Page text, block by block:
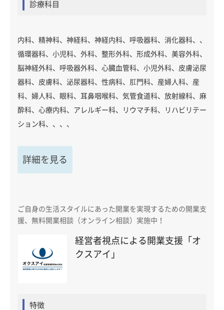
診療科目
内科、精神科、神経科、神経内科、呼吸器科、消化器科、、
循環器科、小児科、外科、整形外科、形成外科、美容外科、
脳神経外科、呼吸器外科、心臓血管科、小児外科、皮膚泌尿
器科、皮膚科、泌尿器科、性病科、肛門科、産婦人科、産
科、婦人科、眼科、耳鼻咽喉科、気管食道科、放射線科、麻
酔科、心療内科、アレルギー科、リウマチ科、リハビリテー
ション科、、、、
詳細を見る
ご自身の生活スタイルにあった開業を実現するための開業支
援、無料開業相談（オンライン相談）実施中！
経営者視点による開業支援「オ
クスアイ」
特徴